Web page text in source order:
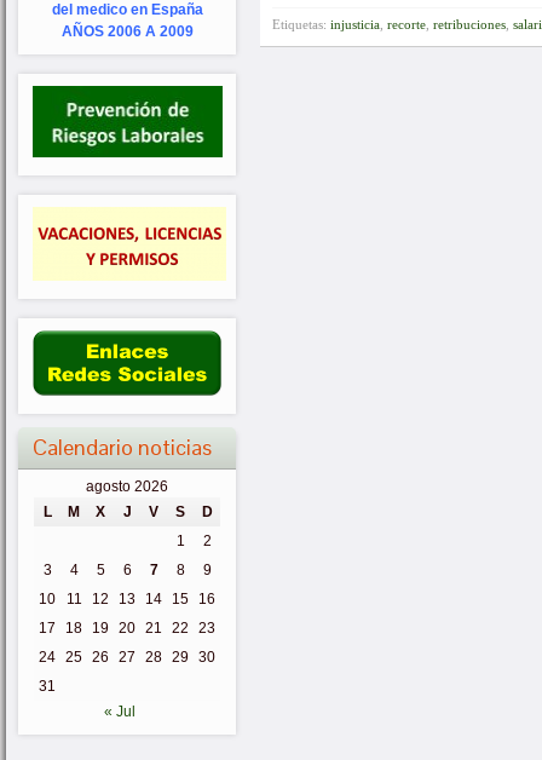
del medico en España
AÑOS 2006 A 2009
Calendario noticias
agosto 2026
L
M X J V S
D
1
2
3
4 5 6 7 8
9
10
11 12 13 14 15
16
17
18 19 20 21 22
23
24 25 26 27 28 29 30
31
« Jul
Etiquetas: injusticia, recorte, retribuciones,